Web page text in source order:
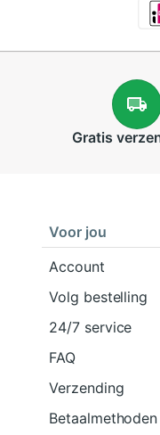
Gratis
Voor jou
Account
Volg bestelling
24/7 service
FAQ
Verzending
Betaalmethoden